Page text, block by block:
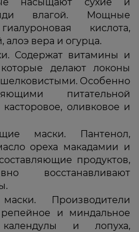
влагой. Мощные
кислота,
алоэ вера и огурца.
Содержат витамины и
делают локоны
Особенно
питательной
оливковое и
маски. Пантенол,
ореха макадамии и
продуктов,
восстанавливают
Производители
и миндальное
и лопуха,